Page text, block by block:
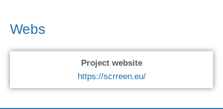
Webs
Project website
https://scrreen.eu/